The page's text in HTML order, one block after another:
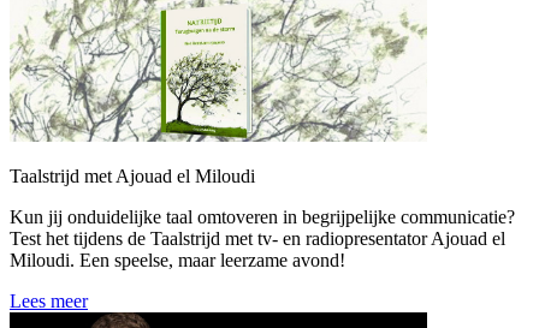
Taalstrijd met Ajouad el Miloudi
Kun jij onduidelijke taal omtoveren in begrijpelijke communicatie?
Test het tijdens de Taalstrijd met tv- en radiopresentator Ajouad el
Miloudi. Een speelse, maar leerzame avond!
Lees meer